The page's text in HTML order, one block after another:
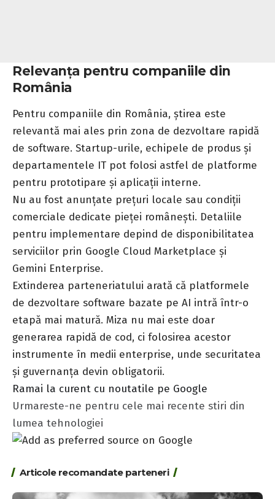
Relevanța pentru companiile din
România
Pentru companiile din România, știrea este
relevantă mai ales prin zona de dezvoltare rapidă
de software. Startup-urile, echipele de produs și
departamentele IT pot folosi astfel de platforme
pentru prototipare și aplicații interne.
Nu au fost anunțate prețuri locale sau condiții
comerciale dedicate pieței românești. Detaliile
pentru implementare depind de disponibilitatea
serviciilor prin Google Cloud Marketplace și
Gemini Enterprise.
Extinderea parteneriatului arată că platformele
de dezvoltare software bazate pe AI intră într-o
etapă mai matură. Miza nu mai este doar
generarea rapidă de cod, ci folosirea acestor
instrumente în medii enterprise, unde securitatea
și guvernanța devin obligatorii.
Ramai la curent cu noutatile pe Google
Urmareste-ne pentru cele mai recente stiri din
lumea tehnologiei
Articole recomandate parteneri